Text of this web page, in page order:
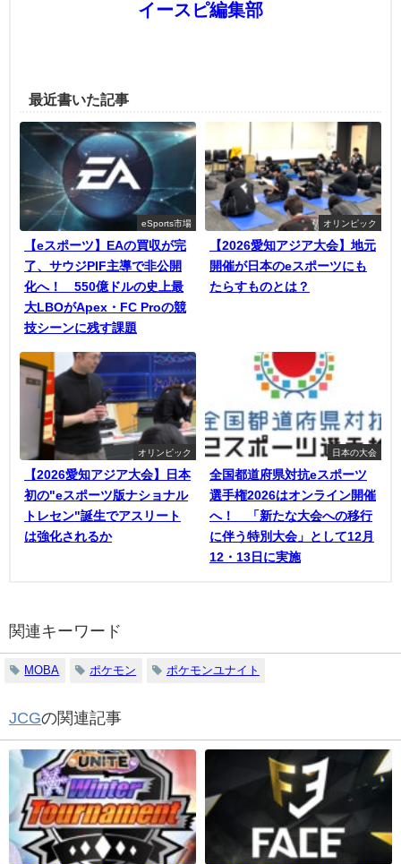
イースピ編集部
最近書いた記事
eSports市場
【eスポーツ】EAの買収が完
了、サウジPIF主導で非公開
化へ！ 550億ドルの史上最
大LBOがApex・FC Proの競
技シーンに残す課題
オリンピック
【2026愛知アジア大会】地元
開催が日本のeスポーツにも
たらすものとは？
オリンピック
【2026愛知アジア大会】日本
初の"eスポーツ版ナショナル
トレセン"誕生でアスリート
は強化されるか
日本の大会
全国都道府県対抗eスポーツ
選手権2026はオンライン開催
へ！ 「新たな大会への移行
に伴う特別大会」として12月
12・13日に実施
関連キーワード
MOBA ポケモン ポケモンユナイト
JCGの関連記事